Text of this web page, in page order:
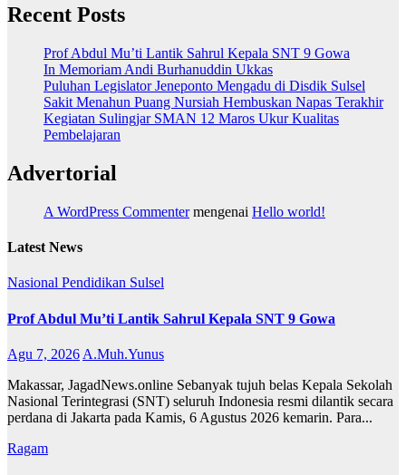
Recent Posts
Prof Abdul Mu’ti Lantik Sahrul Kepala SNT 9 Gowa
In Memoriam Andi Burhanuddin Ukkas
Puluhan Legislator Jeneponto Mengadu di Disdik Sulsel
Sakit Menahun Puang Nursiah Hembuskan Napas Terakhir
Kegiatan Sulingjar SMAN 12 Maros Ukur Kualitas
Pembelajaran
Advertorial
A WordPress Commentermengenai Hello world!
Latest News
Nasional Pendidikan Sulsel
Prof Abdul Mu’ti Lantik Sahrul Kepala SNT 9 Gowa
Agu 7, 2026 A.Muh.Yunus
Makassar, JagadNews.online Sebanyak tujuh belas Kepala Sekolah
Nasional Terintegrasi (SNT) seluruh Indonesia resmi dilantik secara
perdana di Jakarta pada Kamis, 6 Agustus 2026 kemarin. Para...
Ragam